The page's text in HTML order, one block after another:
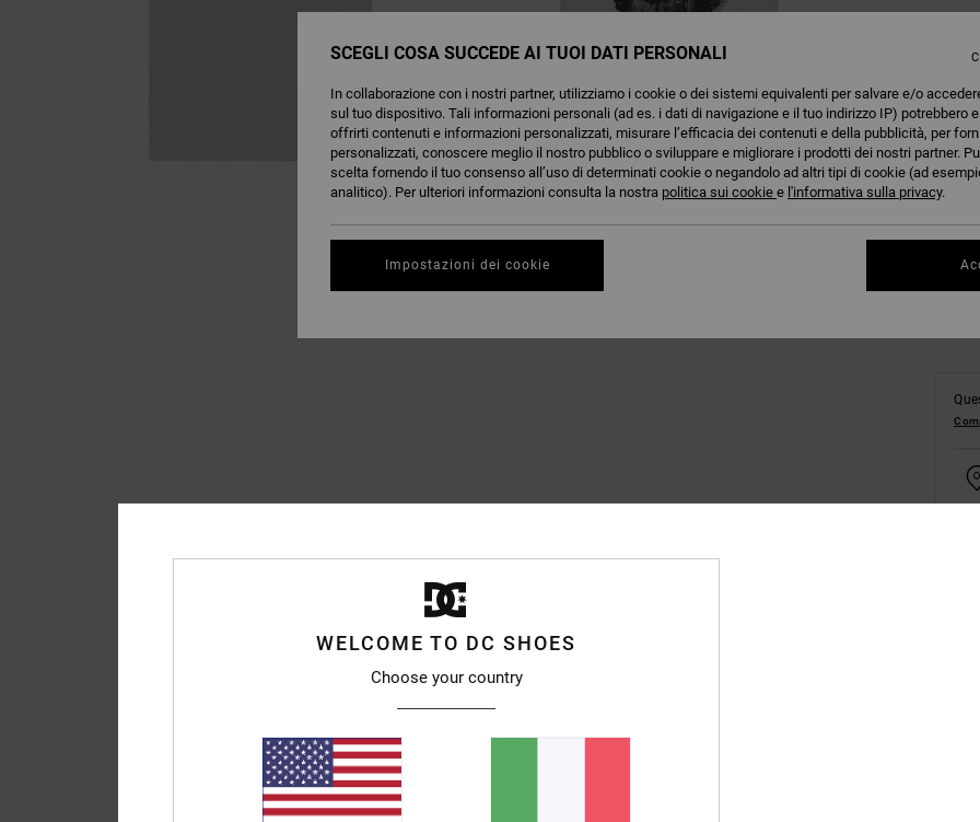
WELCOME TO DC SHOES
Choose your country
SCEGLI COSA SUCCEDE AI TUOI DATI PERSONALI
In collaborazione con i nostri partner, utilizziamo i cookie o dei sistemi equivalenti per salvare e/o
sul tuo dispositivo. Tali informazioni personali (ad es. i dati di navigazione e il tuo indirizzo IP) potrebbero
offrirti contenuti e informazioni personalizzati, misurare l’efficacia dei contenuti e della pubblicità, per
personalizzati, conoscere meglio il nostro pubblico o sviluppare e migliorare i prodotti dei nostri partner.
scelta fornendo il tuo consenso all’uso di determinati cookie o negandolo ad altri tipi di cookie (ad
analitico). Per ulteriori informazioni consulta la nostra politica sui cookie e l'informativa sulla privacy.
Impostazioni dei cookie